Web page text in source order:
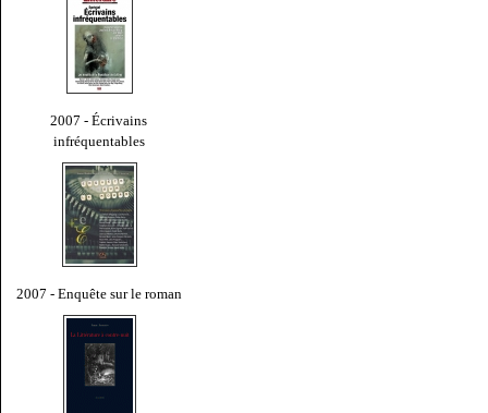
2007 - Écrivains
infréquentables
2007 - Enquête sur le roman